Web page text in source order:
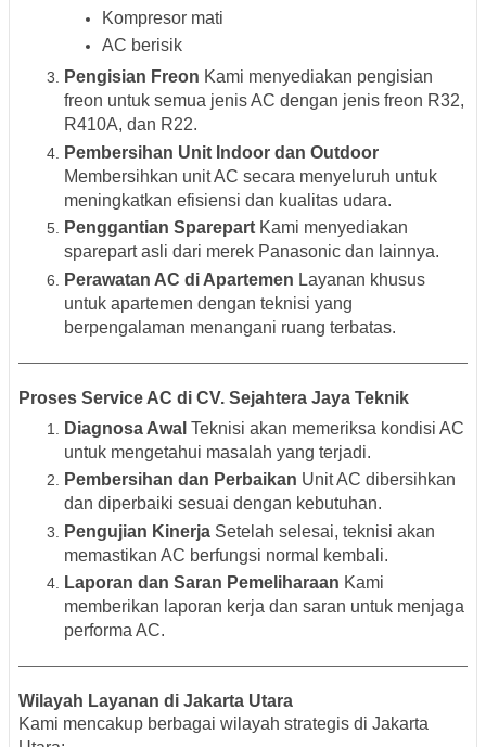
Kompresor mati
AC berisik
Pengisian Freon Kami menyediakan pengisian
freon untuk semua jenis AC dengan jenis freon R32,
R410A, dan R22.
Pembersihan Unit Indoor dan Outdoor
Membersihkan unit AC secara menyeluruh untuk
meningkatkan efisiensi dan kualitas udara.
Penggantian Sparepart Kami menyediakan
sparepart asli dari merek Panasonic dan lainnya.
Perawatan AC di Apartemen Layanan khusus
untuk apartemen dengan teknisi yang
berpengalaman menangani ruang terbatas.
Proses Service AC di CV. Sejahtera Jaya Teknik
Diagnosa Awal Teknisi akan memeriksa kondisi AC
untuk mengetahui masalah yang terjadi.
Pembersihan dan Perbaikan Unit AC dibersihkan
dan diperbaiki sesuai dengan kebutuhan.
Pengujian Kinerja Setelah selesai, teknisi akan
memastikan AC berfungsi normal kembali.
Laporan dan Saran Pemeliharaan Kami
memberikan laporan kerja dan saran untuk menjaga
performa AC.
Wilayah Layanan di Jakarta Utara
Kami mencakup berbagai wilayah strategis di Jakarta